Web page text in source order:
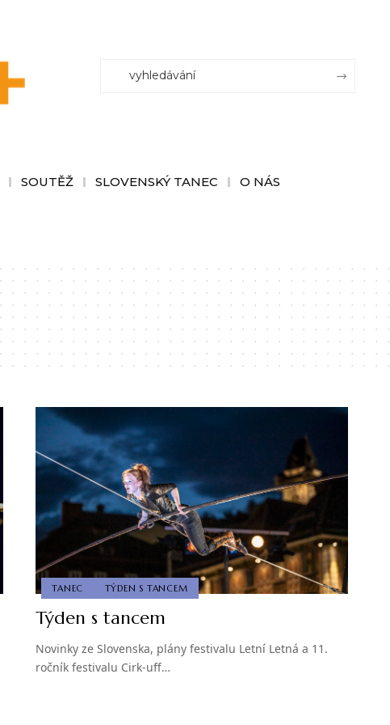
SOUTĚŽ SLOVENSKÝ TANEC O NÁS
TANEC TÝDEN S TANCEM
Týden s tancem
Novinky ze Slovenska, plány festivalu Letní Letná a 11.
ročník festivalu Cirk-uff…